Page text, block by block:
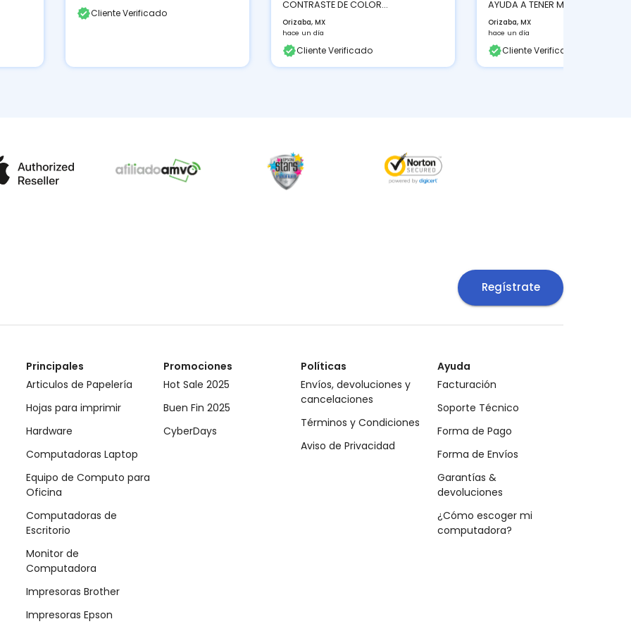
Cliente Verificado
CONTRASTE DE COLOR...
Orizaba, MX
hace un día
Cliente Verificado
AYUDA A TENER MEJOR...
Orizaba, MX
hace un día
Cliente Verificado
Regístrate
Principales
Articulos de Papelería
Hojas para imprimir
Hardware
Computadoras Laptop
Equipo de Computo para
Oficina
Computadoras de
Escritorio
Monitor de
Computadora
Impresoras Brother
Impresoras Epson
Promociones
Hot Sale 2025
Buen Fin 2025
CyberDays
Políticas
Envíos, devoluciones y
cancelaciones
Términos y Condiciones
Aviso de Privacidad
Ayuda
Facturación
Soporte Técnico
Forma de Pago
Forma de Envíos
Garantías &
devoluciones
¿Cómo escoger mi
computadora?